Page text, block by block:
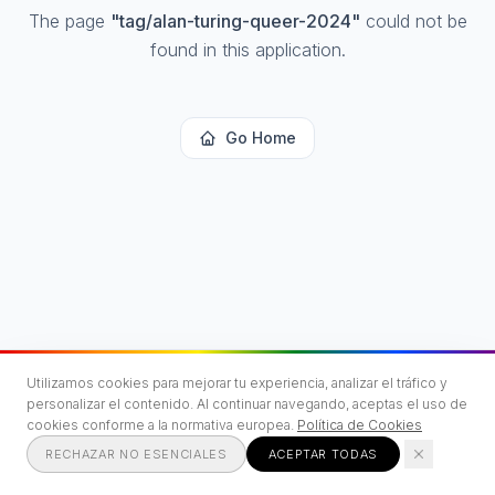
The page "tag/alan-turing-queer-2024" could not be
found in this application.
Go Home
Utilizamos cookies para mejorar tu experiencia, analizar el tráfico y
personalizar el contenido. Al continuar navegando, aceptas el uso de
cookies conforme a la normativa europea. Política de Cookies
RECHAZAR NO ESENCIALES ACEPTAR TODAS